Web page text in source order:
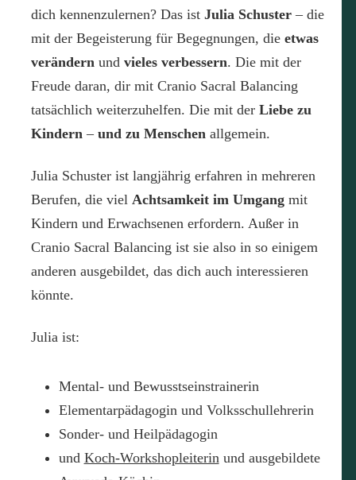
dich kennenzulernen? Das ist Julia Schuster– die
mit der Begeisterung für Begegnungen, die etwas
verändern und vieles verbessern. Die mit der
Freude daran, dir mit Cranio Sacral Balancing
tatsächlich weiterzuhelfen. Die mit der Liebe zu
Kindern– und zu Menschenallgemein.
Julia Schuster ist langjährig erfahren in mehreren
Berufen, die viel Achtsamkeit im Umgangmit
Kindern und Erwachsenen erfordern. Außer in
Cranio Sacral Balancing ist sie also in so einigem
anderen ausgebildet, das dich auch interessieren
könnte.
Julia ist:
Mental- und Bewusstseinstrainerin
Elementarpädagogin und Volksschullehrerin
Sonder- und Heilpädagogin
und Koch-Workshopleiterin und ausgebildete